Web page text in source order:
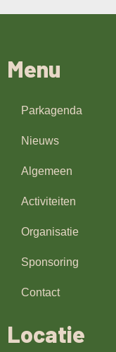
Menu
Parkagenda
Nieuws
Algemeen
Activiteiten
Organisatie
Sponsoring
Contact
Locatie